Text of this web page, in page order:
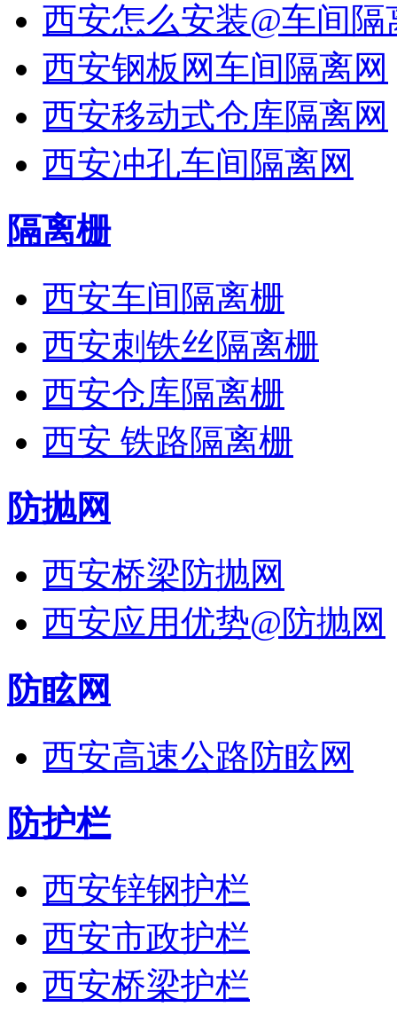
西安怎么安装@车间隔
西安钢板网车间隔离网
西安移动式仓库隔离网
西安冲孔车间隔离网
隔离栅
西安车间隔离栅
西安刺铁丝隔离栅
西安仓库隔离栅
西安 铁路隔离栅
防抛网
西安桥梁防抛网
西安应用优势@防抛网
防眩网
西安高速公路防眩网
防护栏
西安锌钢护栏
西安市政护栏
西安桥梁护栏